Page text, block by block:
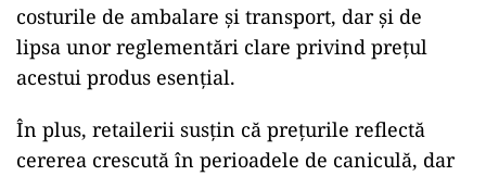
costurile de ambalare și transport, dar și de
lipsa unor reglementări clare privind prețul
acestui produs esențial.
În plus, retailerii susțin că prețurile reflectă
cererea crescută în perioadele de caniculă, dar